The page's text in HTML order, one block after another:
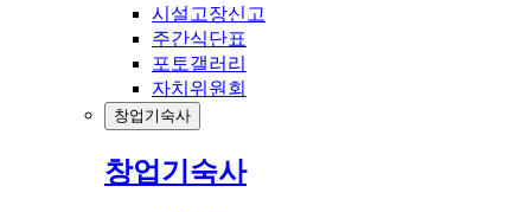
시설고장신고
주간식단표
포토갤러리
자치위원회
창업기숙사
창업기숙사